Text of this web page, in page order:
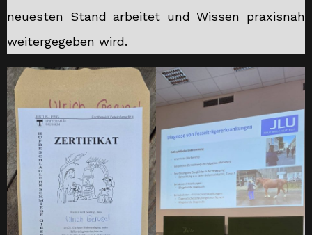
neuesten Stand arbeitet und Wissen praxisnah
weitergegeben wird.